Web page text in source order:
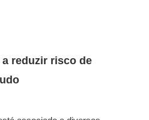
reduzir risco de